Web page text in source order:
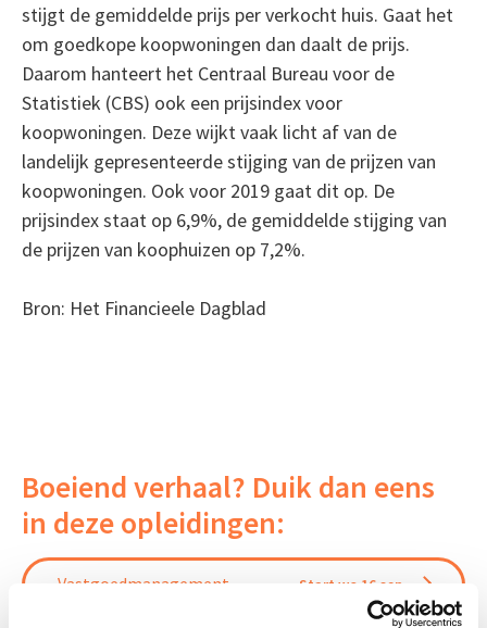
stijgt de gemiddelde prijs per verkocht huis. Gaat het
om goedkope koopwoningen dan daalt de prijs.
Daarom hanteert het Centraal Bureau voor de
Statistiek (CBS) ook een prijsindex voor
koopwoningen. Deze wijkt vaak licht af van de
landelijk gepresenteerde stijging van de prijzen van
koopwoningen. Ook voor 2019 gaat dit op. De
prijsindex staat op 6,9%, de gemiddelde stijging van
de prijzen van koophuizen op 7,2%.
Bron: Het Financieele Dagblad
Boeiend verhaal? Duik dan eens
in deze opleidingen:
Vastgoedmanagement Start wo 16 sep